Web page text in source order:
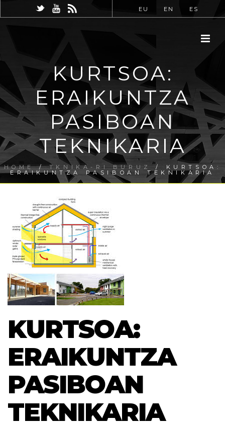
EU EN ES
KURTSOA:
ERAIKUNTZA
PASIBOAN
TEKNIKARIA
HOME/TKNIKA-RI BURUZ / KURTSOA:
ERAIKUNTZA PASIBOAN TEKNIKARIA
KURTSOA:
ERAIKUNTZA
PASIBOAN
TEKNIKARIA